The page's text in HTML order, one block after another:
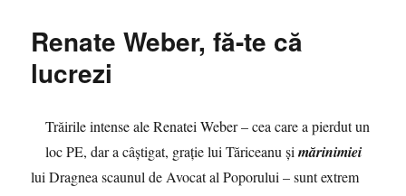
Renate Weber, fă-te că
lucrezi
Trăirile intense ale Renatei Weber – cea care a pierdut un
loc PE, dar a câştigat, graţie lui Tăriceanu şimărinimiei
lui Dragnea scaunul de Avocat al Poporului – sunt extrem